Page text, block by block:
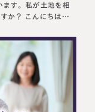
す。私が土地を相
ちは、
族と扱われます。
例は受…